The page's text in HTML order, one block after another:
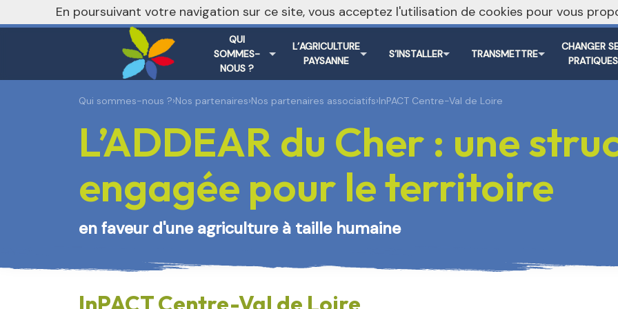
Vers le
QUI
SOMMES-
NOUS ?
L’AGRICULTURE
PAYSANNE
S’INSTALLER TRANSMETTRE
CHANGER
PRATIQUES
Qui sommes-nous ?›Nos partenaires›Nos partenaires associatifs›InPACT Centre-Val de Loire
L’ADDEAR du Cher : une
engagée pour le territoire
en faveur d'une agriculture à taille humaine
InPACT Centre-Val de Loire
En poursuivant votre navigation sur ce site, vous acceptez l'utilisation de cookies pour vous